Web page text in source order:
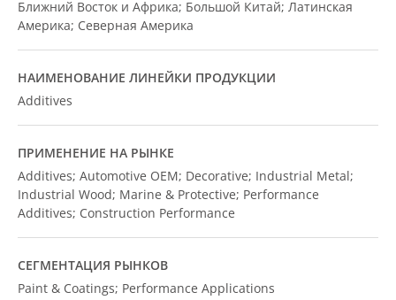
Ближний Восток и Африка; Большой Китай; Латинская
Америка; Северная Америка
НАИМЕНОВАНИЕ ЛИНЕЙКИ ПРОДУКЦИИ
Additives
ПРИМЕНЕНИЕ НА РЫНКЕ
Additives; Automotive OEM; Decorative; Industrial Metal;
Industrial Wood; Marine & Protective; Performance
Additives; Construction Performance
СЕГМЕНТАЦИЯ РЫНКОВ
Paint & Coatings; Performance Applications